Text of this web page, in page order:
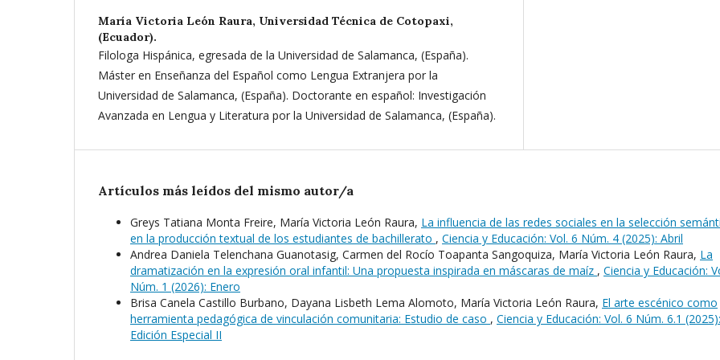
María Victoria León Raura, Universidad Técnica de Cotopaxi,
(Ecuador).
Filologa Hispánica, egresada de la Universidad de Salamanca, (España).
Máster en Enseñanza del Español como Lengua Extranjera por la
Universidad de Salamanca, (España). Doctorante en español: Investigación
Avanzada en Lengua y Literatura por la Universidad de Salamanca, (España).
Artículos más leídos del mismo autor/a
Greys Tatiana Monta Freire, María Victoria León Raura, La influencia de las redes sociales en la selección
en la producción textual de los estudiantes de bachillerato , Ciencia y Educación: Vol. 6 Núm. 4 (2025): Abril
Andrea Daniela Telenchana Guanotasig, Carmen del Rocío Toapanta Sangoquiza, María Victoria León Raura, La
dramatización en la expresión oral infantil: Una propuesta inspirada en máscaras de maíz , Ciencia y Educación:
Núm. 1 (2026): Enero
Brisa Canela Castillo Burbano, Dayana Lisbeth Lema Alomoto, María Victoria León Raura, El arte escénico como
herramienta pedagógica de vinculación comunitaria: Estudio de caso , Ciencia y Educación: Vol. 6 Núm. 6.1 (2025):
Edición Especial II